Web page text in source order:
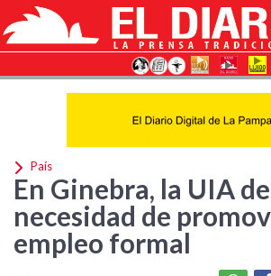
País
En Ginebra, la UIA
necesidad de
empleo formal